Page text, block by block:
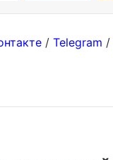
/ Telegram /